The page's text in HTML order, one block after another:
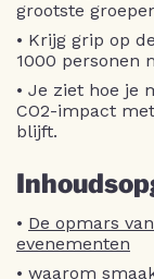
grootste
• Krijg grip op
1000 personen
• Je ziet hoe je
CO2-impact
blijft.
• De opmars
evenementen
• waarom